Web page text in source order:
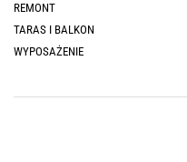
REMONT
TARAS I BALKON
WYPOSAŻENIE